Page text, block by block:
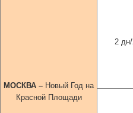
МОСКВА – Новый Год на
Красной Площади
2